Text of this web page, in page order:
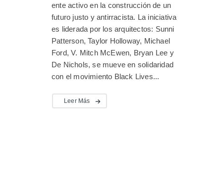
ente activo en la construcción de un
futuro justo y antirracista. La iniciativa
es liderada por los arquitectos: Sunni
Patterson, Taylor Holloway, Michael
Ford, V. Mitch McEwen, Bryan Lee y
De Nichols, se mueve en solidaridad
con el movimiento Black Lives...
Leer Más